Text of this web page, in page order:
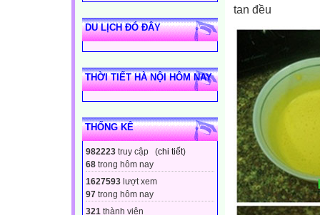
DU LỊCH ĐÓ ĐÂY
THỜI TIẾT HÀ NỘI HÔM NAY
THỐNG KÊ
982223 truy cập (chi tiết)
68 trong hôm nay
1627593 lượt xem
97 trong hôm nay
321 thành viên
tan đều